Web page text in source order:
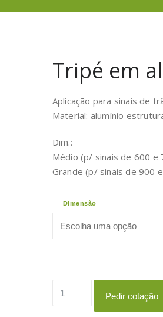
Tripé em
Aplicação para sinais de
Material: alumínio
Dim.:
Médio (p/ sinais de 600 e
Grande (p/ sinais de 900
Dimensão
Pedir cotação